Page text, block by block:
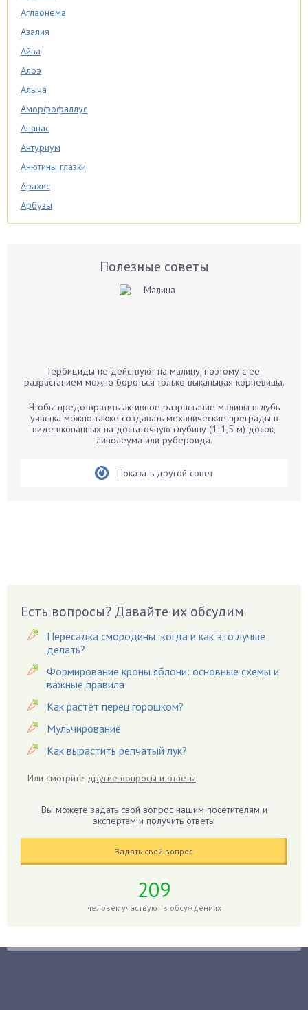
Аглаонема
Азалия
Айва
Алоэ
Алыча
Аморфофаллус
Ананас
Антуриум
Анютины глазки
Арахис
Арбузы
Аспарагус
Бархатцы
Белые грибы
Бирючина
Вишня
Вредители
Гардения
Гацания
Гвоздики
Георгины
Герань
Гиацинт
Гиппеаструм
Годжи
Голубика
Полезные советы
Гербициды не действуют на малину, поэтому с ее
разрастанием можно бороться только выкапывая корневища.
Чтобы предотвратить активное разрастание малины вглубь
участка можно также создавать механические преграды в
виде вкопанных на достаточную глубину (1-1,5 м) досок,
линолеума или рубероида.
Показать другой совет
Есть вопросы? Давайте их обсудим
Пересадка смородины: когда и как это лучше
делать?
Формирование кроны яблони: основные схемы и
важные правила
Как растет перец горошком?
Мульчирование
Как вырастить репчатый лук?
Или смотрите другие вопросы и ответы
Вы можете задать свой вопрос нашим посетителям и
экспертам и получить ответы
Задать свой вопрос
209
человек участвуют в обсуждениях